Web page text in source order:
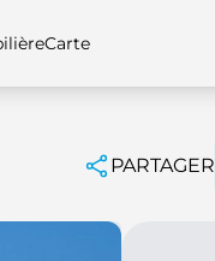
Maisons de villeMaisons de ville
Carte
PARTAGER